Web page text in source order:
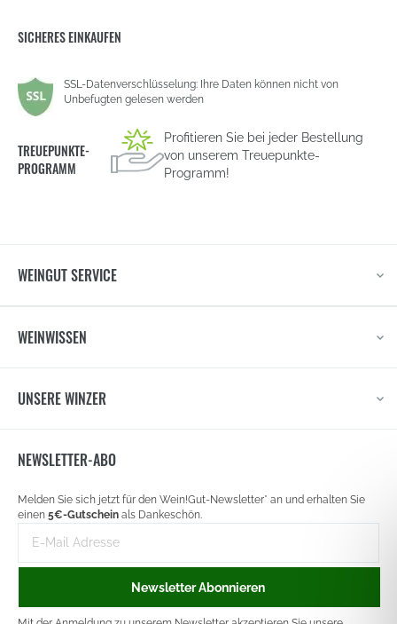
SICHERES EINKAUFEN
SSL-Datenverschlüsselung: Ihre Daten können nicht von
Unbefugten gelesen werden
TREUEPUNKTE-
PROGRAMM
Profitieren Sie bei jeder Bestellung
von unserem Treuepunkte-
Programm!
WEINGUT SERVICE
WEINWISSEN
UNSERE WINZER
NEWSLETTER-ABO
signup
Melden Sie sich jetzt für den Wein!Gut-Newsletter* an und erhalten Sie
einen 5€-Gutschein als Dankeschön.
Mail-
Adresse
Newsletter Abonnieren